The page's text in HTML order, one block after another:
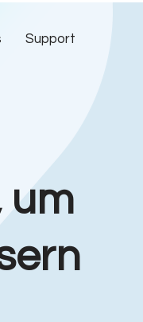
Support
um